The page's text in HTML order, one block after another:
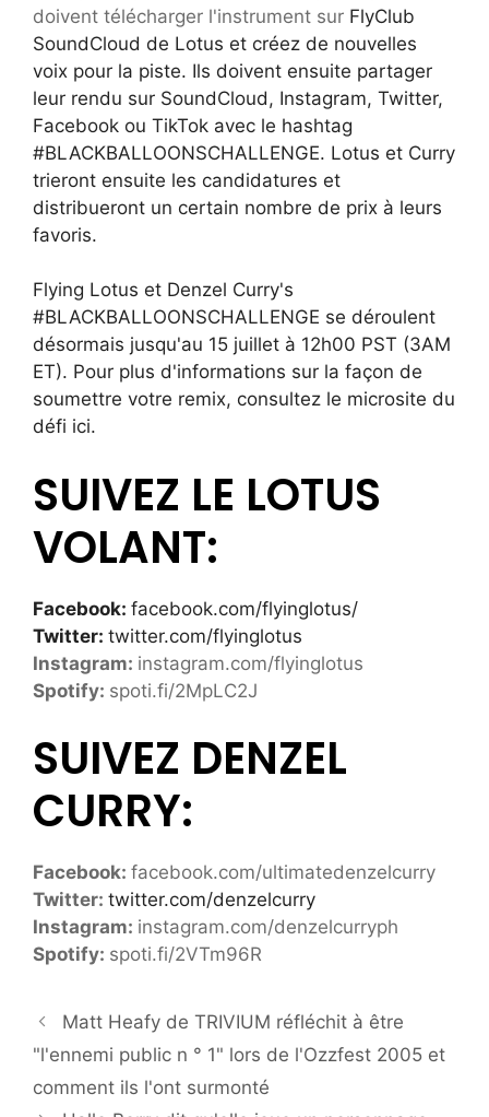
doivent télécharger l'instrument sur FlyClub
SoundCloud de Lotus et créez de nouvelles
voix pour la piste. Ils doivent ensuite partager
leur rendu sur SoundCloud, Instagram, Twitter,
Facebook ou TikTok avec le hashtag
#BLACKBALLOONSCHALLENGE. Lotus et Curry
trieront ensuite les candidatures et
distribueront un certain nombre de prix à leurs
favoris.
Flying Lotus et Denzel Curry's
#BLACKBALLOONSCHALLENGE se déroulent
désormais jusqu'au 15 juillet à 12h00 PST (3AM
ET). Pour plus d'informations sur la façon de
soumettre votre remix, consultez le microsite du
défi ici.
SUIVEZ LE LOTUS
VOLANT:
Facebook: facebook.com/flyinglotus/
Twitter: twitter.com/flyinglotus
Instagram: instagram.com/flyinglotus
Spotify: spoti.fi/2MpLC2J
SUIVEZ DENZEL
CURRY:
Facebook: facebook.com/ultimatedenzelcurry
Twitter: twitter.com/denzelcurry
Instagram: instagram.com/denzelcurryph
Spotify: spoti.fi/2VTm96R
Matt Heafy de TRIVIUM réfléchit à être
"l'ennemi public n ° 1" lors de l'Ozzfest 2005 et
comment ils l'ont surmonté